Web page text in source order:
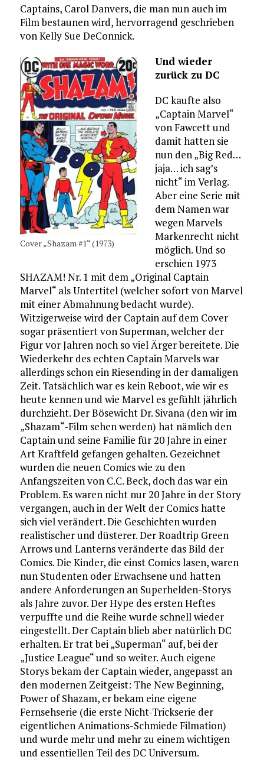
Captains, Carol Danvers, die man nun auch im
Film bestaunen wird, hervorragend geschrieben
von Kelly Sue DeConnick.
Cover „Shazam #1“ (1973)
Und wieder
zurück zu DC
DC kaufte also
„Captain Marvel“
von Fawcett und
damit hatten sie
nun den „Big Red…
jaja… ich sag’s
nicht“ im Verlag.
Aber eine Serie mit
dem Namen war
wegen Marvels
Markenrecht nicht
möglich. Und so
erschien 1973
SHAZAM! Nr. 1 mit dem „Original Captain
Marvel“ als Untertitel (welcher sofort von Marvel
mit einer Abmahnung bedacht wurde).
Witzigerweise wird der Captain auf dem Cover
sogar präsentiert von Superman, welcher der
Figur vor Jahren noch so viel Ärger bereitete. Die
Wiederkehr des echten Captain Marvels war
allerdings schon ein Riesending in der damaligen
Zeit. Tatsächlich war es kein Reboot, wie wir es
heute kennen und wie Marvel es gefühlt jährlich
durchzieht. Der Bösewicht Dr. Sivana (den wir im
„Shazam“-Film sehen werden) hat nämlich den
Captain und seine Familie für 20 Jahre in einer
Art Kraftfeld gefangen gehalten. Gezeichnet
wurden die neuen Comics wie zu den
Anfangszeiten von C.C. Beck, doch das war ein
Problem. Es waren nicht nur 20 Jahre in der Story
vergangen, auch in der Welt der Comics hatte
sich viel verändert. Die Geschichten wurden
realistischer und düsterer. Der Roadtrip Green
Arrows und Lanterns veränderte das Bild der
Comics. Die Kinder, die einst Comics lasen, waren
nun Studenten oder Erwachsene und hatten
andere Anforderungen an Superhelden-Storys
als Jahre zuvor. Der Hype des ersten Heftes
verpuffte und die Reihe wurde schnell wieder
eingestellt. Der Captain blieb aber natürlich DC
erhalten. Er trat bei „Superman“ auf, bei der
„Justice League“ und so weiter. Auch eigene
Storys bekam der Captain wieder, angepasst an
den modernen Zeitgeist: The New Beginning,
Power of Shazam, er bekam eine eigene
Fernsehserie (die erste Nicht-Trickserie der
eigentlichen Animations-Schmiede Filmation)
und wurde mehr und mehr zu einem wichtigen
und essentiellen Teil des DC Universum.